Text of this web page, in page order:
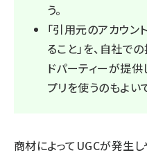
う。
「引用元のアカウン
ること」を、自社で
ドパーティーが提供
プリを使うのもよい
商材によってUGCが発生